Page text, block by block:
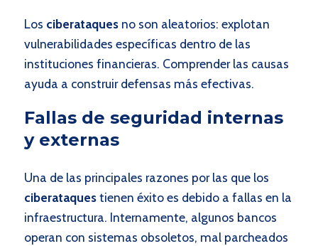
Los ciberataquesno son aleatorios: explotan
vulnerabilidades específicas dentro de las
instituciones financieras. Comprender las causas
ayuda a construir defensas más efectivas.
Fallas de seguridad internas
y externas
Una de las principales razones por las que los
ciberataquestienen éxito es debido a fallas en la
infraestructura. Internamente, algunos bancos
operan con sistemas obsoletos, mal parcheados